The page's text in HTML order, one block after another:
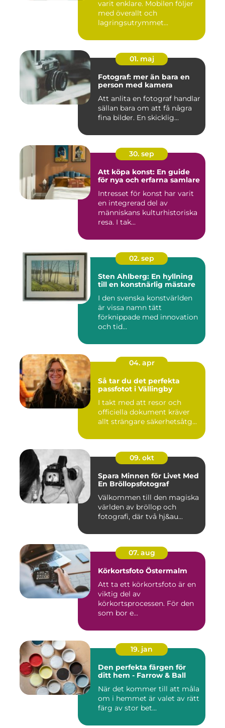
varit enklare. Mobilen följer
med överallt och
lagringsutrymmet...
01. maj
Fotograf: mer än bara en
person med kamera
Att anlita en fotograf handlar
sällan bara om att få några
fina bilder. En skicklig...
30. sep
Att köpa konst: En guide
för nya och erfarna samlare
Intresset för konst har varit
en integrerad del av
människans kulturhistoriska
resa. I tak...
02. sep
Sten Ahlberg: En hyllning
till en konstnärlig mästare
I den svenska konstvärlden
är vissa namn tätt
förknippade med innovation
och tid...
04. apr
Så tar du det perfekta
passfotot i Vällingby
I takt med att resor och
officiella dokument kräver
allt strängare säkerhetsåtg...
09. okt
Spara Minnen för Livet Med
En Bröllopsfotograf
Välkommen till den magiska
världen av bröllop och
fotografi, där två hj&au...
07. aug
Körkortsfoto Östermalm
Att ta ett körkortsfoto är en
viktig del av
körkortsprocessen. För den
som bor e...
19. jan
Den perfekta färgen för
ditt hem - Farrow & Ball
När det kommer till att måla
om i hemmet är valet av rätt
färg av stor bet...